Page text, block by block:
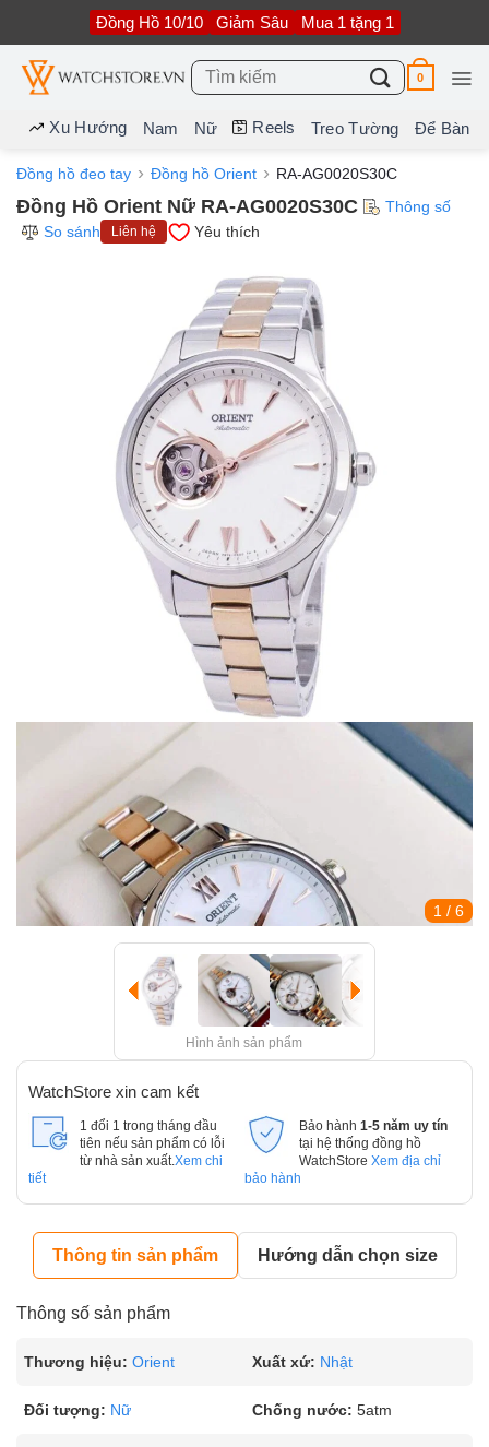
nội
dung
Đồng Hồ 10/10 Giảm Sâu Mua 1 tặng 1
Tìm
kiếm:
0
Xu Hướng Nam Nữ Reels Treo Tường Để Bàn
Đồng hồ đeo tay Đồng hồ Orient RA-AG0020S30C
Đồng Hồ Orient Nữ RA-AG0020S30C
Thông số
So sánh
Liên hệ Yêu thích
1 / 6
Hình ảnh sản phẩm
WatchStore xin cam kết
1 đổi 1 trong tháng đầu
tiên nếu sản phẩm có lỗi
từ nhà sản xuất. Xem chi
tiết
Bảo hành 1-5 năm uy tín
tại hệ thống đồng hồ
WatchStore Xem địa chỉ
bảo hành
Thông tin sản phẩm Hướng dẫn chọn size
Thông số sản phẩm
Thương hiệu: Orient Xuất xứ: Nhật
Đối tượng: Nữ Chống nước: 5atm